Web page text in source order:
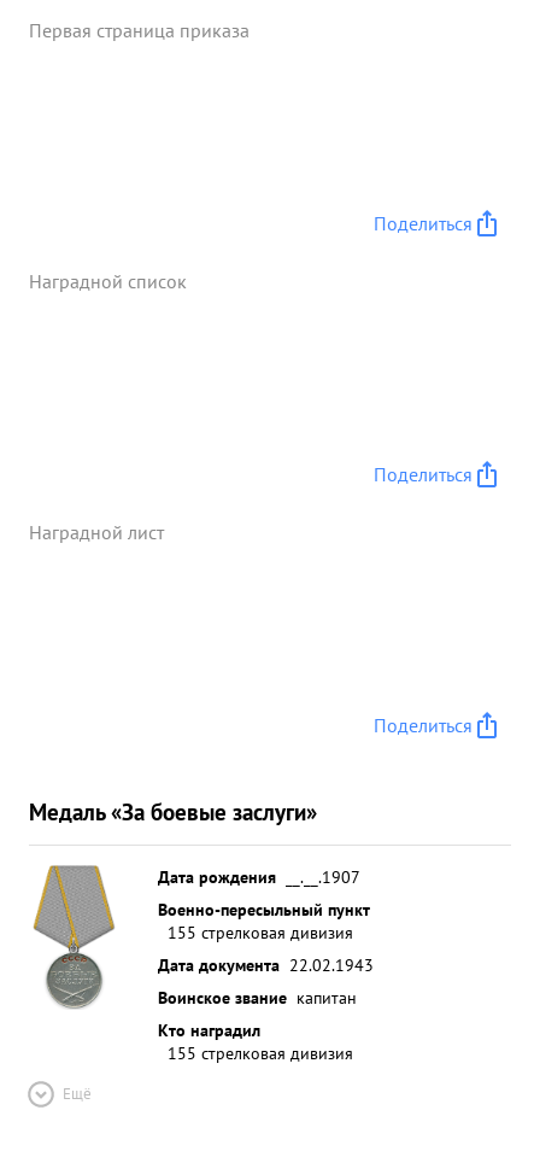
расчетами и 30 немецких Солдат. Достоин
Первая страница приказа
Поделиться
Наградной список
Поделиться
Наградной лист
Поделиться
Медаль «За боевые заслуги»
Дата рождения
__.__.1907
Военно-пересыльный пункт
155 стрелковая дивизия
Дата документа 22.02.1943
Воинское звание капитан
Кто наградил
155 стрелковая дивизия
Ещё